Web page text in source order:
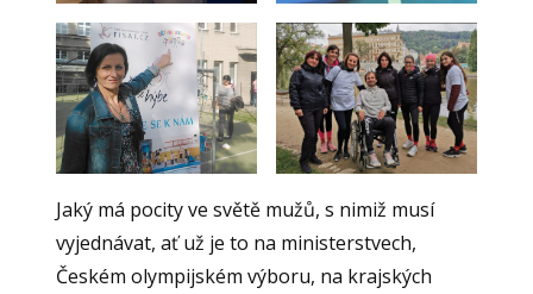
Jaký má pocity ve světě mužů, s nimiž musí
vyjednávat, ať už je to na ministerstvech,
Českém olympijském výboru, na krajských